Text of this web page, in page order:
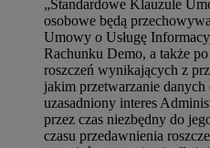
„Standardowe Klauzule
osobowe będą
Umowy o Usługę
Rachunku Demo, a także
roszczeń wynikających z
jakim przetwarzanie
uzasadniony interes
przez czas niezbędny do
czasu przedawnienia